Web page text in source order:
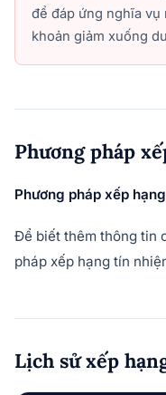
để đáp ứng nghĩa vụ
khoản giảm xuống
Phương pháp
Phương pháp xếp
Để biết thêm thông tin
pháp xếp hạng tín
Lịch sử xếp